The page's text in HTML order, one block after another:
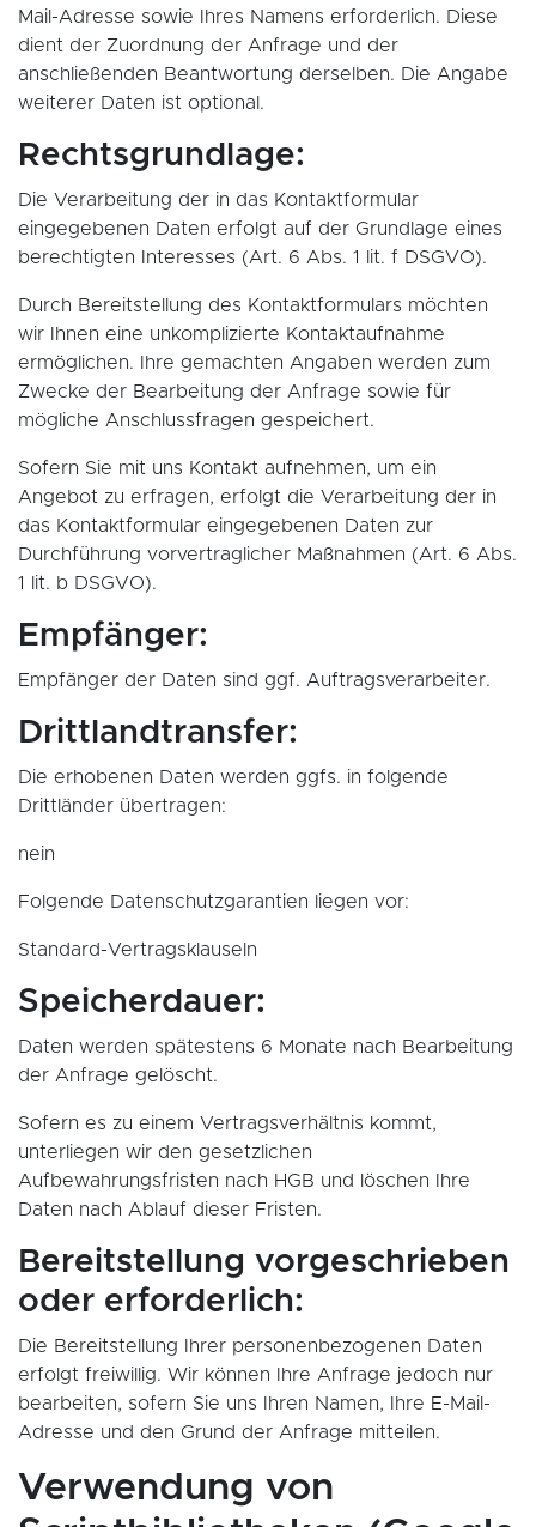
Mail-Adresse sowie Ihres Namens erforderlich. Diese
dient der Zuordnung der Anfrage und der
anschließenden Beantwortung derselben. Die Angabe
weiterer Daten ist optional.
Rechtsgrundlage:
Die Verarbeitung der in das Kontaktformular
eingegebenen Daten erfolgt auf der Grundlage eines
berechtigten Interesses (Art. 6 Abs. 1 lit. f DSGVO).
Durch Bereitstellung des Kontaktformulars möchten
wir Ihnen eine unkomplizierte Kontaktaufnahme
ermöglichen. Ihre gemachten Angaben werden zum
Zwecke der Bearbeitung der Anfrage sowie für
mögliche Anschlussfragen gespeichert.
Sofern Sie mit uns Kontakt aufnehmen, um ein
Angebot zu erfragen, erfolgt die Verarbeitung der in
das Kontaktformular eingegebenen Daten zur
Durchführung vorvertraglicher Maßnahmen (Art. 6 Abs.
1 lit. b DSGVO).
Empfänger:
Empfänger der Daten sind ggf. Auftragsverarbeiter.
Drittlandtransfer:
Die erhobenen Daten werden ggfs. in folgende
Drittländer übertragen:
nein
Folgende Datenschutzgarantien liegen vor:
Standard-Vertragsklauseln
Speicherdauer:
Daten werden spätestens 6 Monate nach Bearbeitung
der Anfrage gelöscht.
Sofern es zu einem Vertragsverhältnis kommt,
unterliegen wir den gesetzlichen
Aufbewahrungsfristen nach HGB und löschen Ihre
Daten nach Ablauf dieser Fristen.
Bereitstellung vorgeschrieben
oder erforderlich:
Die Bereitstellung Ihrer personenbezogenen Daten
erfolgt freiwillig. Wir können Ihre Anfrage jedoch nur
bearbeiten, sofern Sie uns Ihren Namen, Ihre E-Mail-
Adresse und den Grund der Anfrage mitteilen.
Verwendung von